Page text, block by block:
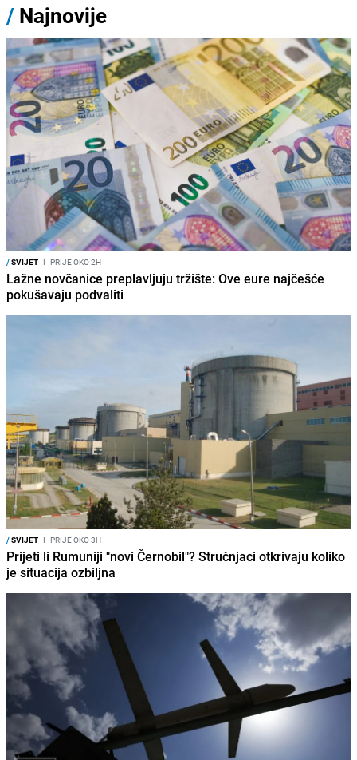
/ Najnovije
/SVIJET I PRIJE OKO 2H
Lažne novčanice preplavljuju tržište: Ove eure najčešće
pokušavaju podvaliti
/SVIJET I PRIJE OKO 3H
Prijeti li Rumuniji "novi Černobil"? Stručnjaci otkrivaju koliko
je situacija ozbiljna